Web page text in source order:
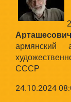
армянский
СССР
24.10.2024